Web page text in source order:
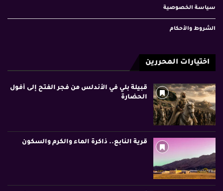
سياسة الخصوصية
الشروط والأحكام
اختيارات المحررين
قبيلة بلي في الأندلس من فجر الفتح إلى أفول
الحضارة
قرية النابع.. ذاكرة الماء والكرم والسكون